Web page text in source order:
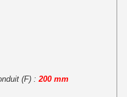
(F) :200 mm